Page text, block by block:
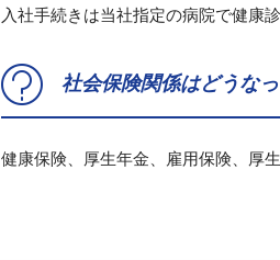
入社手続きは当社指定の病院で健康
社会保険関係はどうな
健康保険、厚生年金、雇用保険、厚